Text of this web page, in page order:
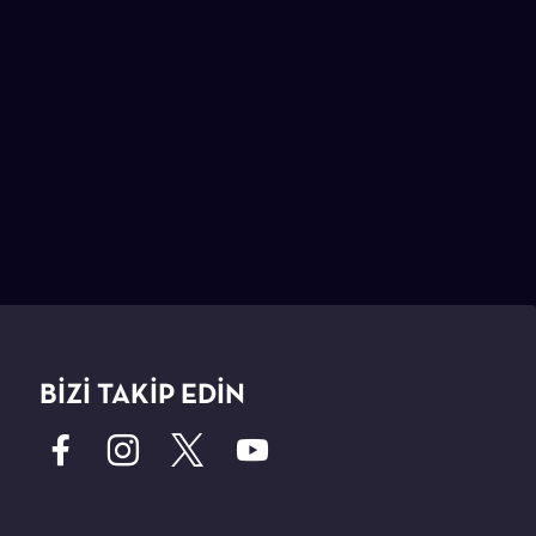
BİZİ TAKİP EDİN